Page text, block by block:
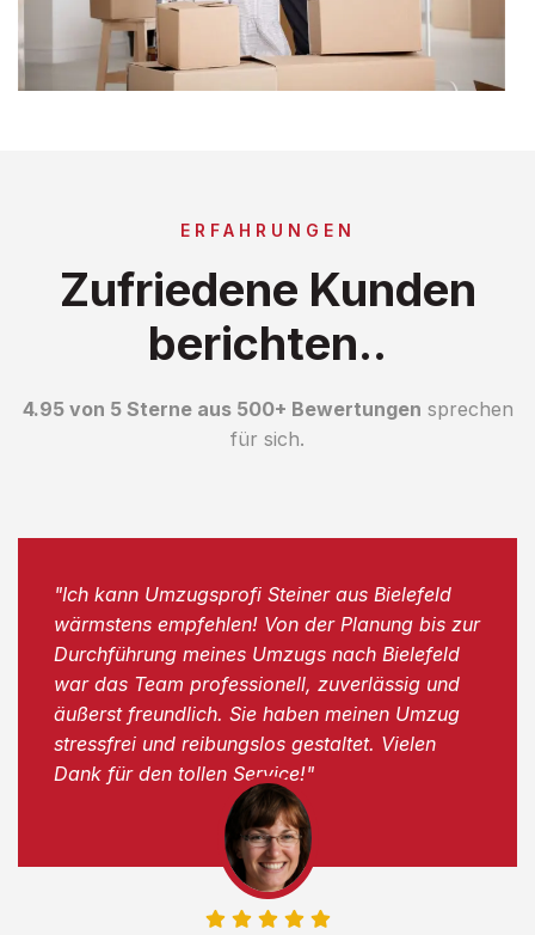
ERFAHRUNGEN
Zufriedene Kunden
berichten..
4.95 von 5 Sterne aus 500+ Bewertungen sprechen
für sich.
"Ich kann Umzugsprofi Steiner aus Bielefeld
wärmstens empfehlen! Von der Planung bis zur
Durchführung meines Umzugs nach Bielefeld
war das Team professionell, zuverlässig und
äußerst freundlich. Sie haben meinen Umzug
stressfrei und reibungslos gestaltet. Vielen
Dank für den tollen Service!"